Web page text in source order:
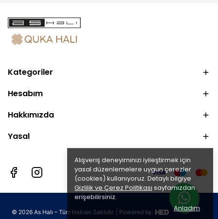
Alışveriş deneyiminizi iyileştirmek için
yasal düzenlemelere uygun çerezler
(cookies) kullanıyoruz. Detaylı bilgiye
Gizlilik ve Çerez Politikası sayfamızdan
erişebilirsiniz.
Anladım
Kategoriler
Hesabım
Hakkımızda
Yasal
© 2026 As Halı – Tüm Hakları Saklıdır. | Powered by: